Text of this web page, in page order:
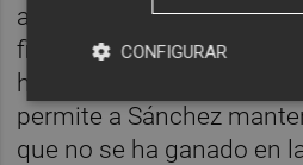
acusado de querer llevar
fiscal" sin precedentes.
haciendo la política
permite a Sánchez
que no se ha ganado en
CONFIGURAR